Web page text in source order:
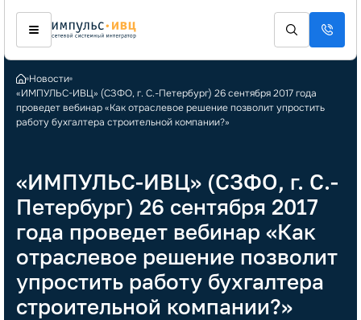
Новости
«ИМПУЛЬС-ИВЦ» (СЗФО, г. С.-Петербург) 26 сентября 2017 года
проведет вебинар «Как отраслевое решение позволит упростить
работу бухгалтера строительной компании?»
«ИМПУЛЬС-ИВЦ» (СЗФО, г. С.-
Петербург) 26 сентября 2017
года проведет вебинар «Как
отраслевое решение позволит
упростить работу бухгалтера
строительной компании?»